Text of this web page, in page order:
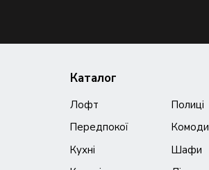
Каталог
Лофт
Передпокої
Кухні
Полиці
Комоди
Шафи